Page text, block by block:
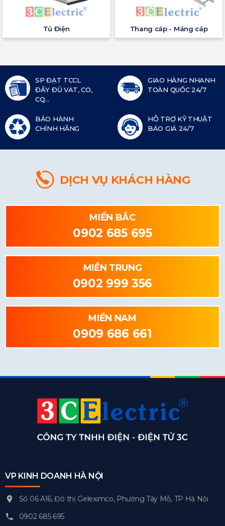
Tủ Điện Thang cáp - Máng cáp
SP ĐẠT TCCL
ĐẦY ĐỦ VAT, CO,
CQ...
GIAO HÀNG NHANH
TOÀN QUỐC 24/7
BẢO HÀNH
CHÍNH HÃNG
HỖ TRỢ KỸ THUẬT
BÁO GIÁ 24/7
DỊCH VỤ KHÁCH HÀNG
MIỀN BẮC
0902 685 695
MIỀN TRUNG
0902 999 356
MIỀN NAM
0909 686 661
VP KINH DOANH HÀ NỘI
Số 06 A16, Đô thị Geleximco, Phường Tây Mỗ, TP Hà Nội
0902 685 695